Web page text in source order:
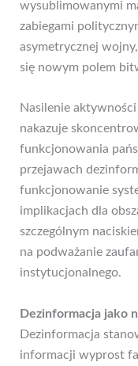
wysublimowanymi
zabiegami
asymetrycznej
się nowym polem
Nasilenie
nakazuje
funkcjonowania
przejawach
funkcjonowanie
implikacjach dla
szczególnym
na podważanie
instytucjonalnego.
Dezinformacja jako
Dezinformacja
informacji wyprost